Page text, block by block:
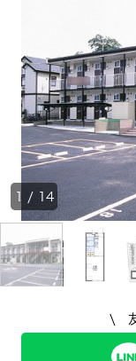
1 / 14
\ 友